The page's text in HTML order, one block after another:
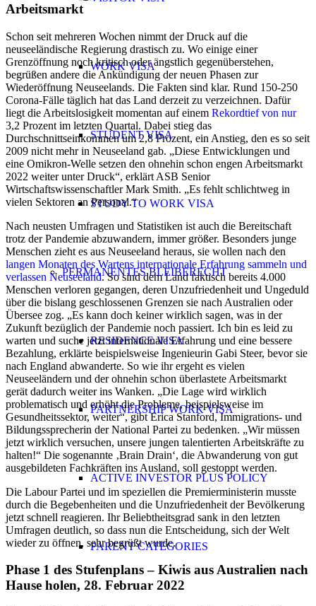
WORK VISA
STUDENT VISA
STUDY TO WORK VISA
PERMANENTES BLEIBERECHT
RESIDENCE VISA
PARTNERSHIP WORK VISA
ACTIVE INVESTOR PLUS POLICY
PARENT CATEGORIES
Arbeitsmarkt
Schon seit mehreren Wochen nimmt der Druck auf die
neuseeländische Regierung drastisch zu. Wo einige einer
Grenzöffnung noch kritisch oder ängstlich gegenüberstehen,
begrüßen andere die Ankündigung der neuen Phasen zur
Wiederöffnung Neuseelands. Die Fakten sind klar. Rund 150-250
Corona-Fälle täglich hat das Land derzeit zu verzeichnen. Dafür
liegt die Arbeitslosigkeit momentan auf einem Rekordtief von nur
3,2 Prozent im letzten Quartal. Dabei stieg das
Durchschnittseinkommen um 2,8 Prozent, ein Anstieg, den es so seit
2009 nicht mehr in Neuseeland gab. „Diese Entwicklungen und
eine Omikron-Welle setzen den ohnehin schon engen Arbeitsmarkt
2022 weiter unter Druck“, erklärt ASB Senior
Wirtschaftswissenschaftler Mark Smith. „Es fehlt schlichtweg in
vielen Sektoren an Personal.“
Nach neusten Umfragen und Statistiken ist auch die Bereitschaft
trotz der Pandemie abzuwandern, immer größer. Besonders junge
Menschen zieht es aus Neuseeland heraus, sie wollen nach den
langen Monaten des Wartens internationale Erfahrung sammeln und
verlassen Neuseeland. So sind dem Land faktisch bereits 4.000
Menschen verloren gegangen, deren Unzufriedenheit und Ungeduld
über die bislang geschlossenen Grenzen sie nach Australien oder
Übersee zog. „Es kann doch keiner wirklich sagen, was in der
Zukunft bezüglich der Pandemie noch passiert. Ich bin es leid zu
warten und suche jetzt internationale Erfahrung und eine bessere
Bezahlung, erklärte beispielsweise Ingenieurin Gabi Steer, bevor sie
nach England abwanderte. So wie ihr ergeht es vielen
Neuseeländern und der ohnehin schon überlastete Arbeitsmarkt
gerät dadurch weiter ins Wanken. „Die Lage wird wirklich
problematisch und erhöht die Probleme, beispielsweise im
Gesundheitssektor, weiter“, gibt Erica Stanford, Immigrations- und
Bildungssprecherin der National Partei zu bedenken. „Wir müssen
jetzt wirklich versuchen, unsere jungen talentierten Arbeitskräfte zu
halten!“ Die sogenannte ‚Brain Drain‘, die Abwanderung von gut
ausgebildeten Fachkräften ins Ausland, soll gestoppt werden.
Die Labour Partei und im speziellen die Premierministerin musste
durch die Begebenheiten und die Unzufriedenheit der Bevölkerung
jetzt schnell reagieren. Ihr Beliebtheitsgrad sank in den letzten
Umfragen deutlich, so dass nun die Entscheidung, sich der Welt
wieder zu öffnen, sehr begrüßt wurde.
Phase 1 des Stufenplans – Kiwis aus Australien nach
Hause holen, 28. Februar 2022